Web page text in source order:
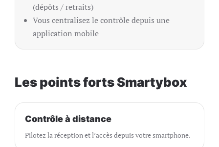
(dépôts / retraits)
Vous centralisez le contrôle depuis une
application mobile
Les points forts Smartybox
Contrôle à distance
Pilotez la réception et l’accès depuis votre smartphone.